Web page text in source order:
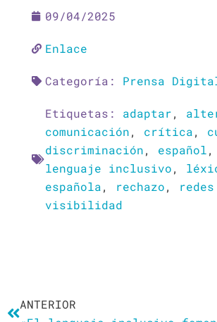
09/04/2025
Enlace
Categoría: Prensa
Etiquetas: adaptar,
comunicación, crítica,
discriminación, español,
lenguaje inclusivo,
española, rechazo,
visibilidad
ANTERIOR